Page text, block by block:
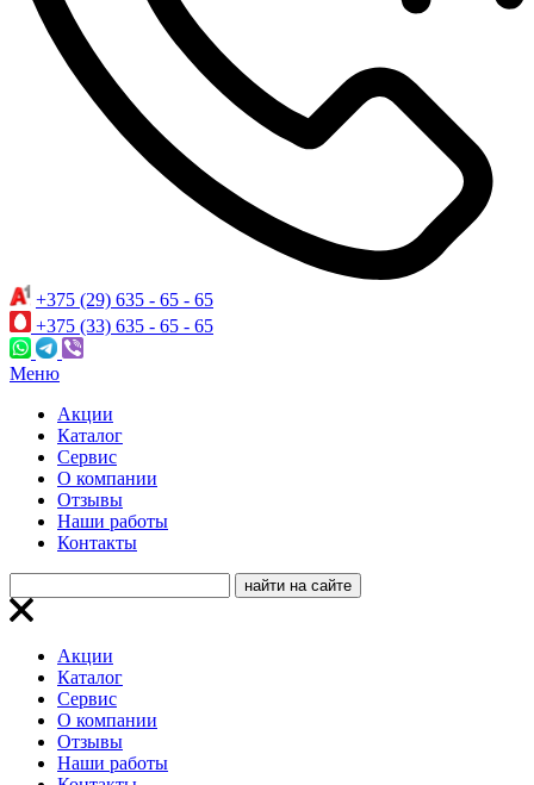
+375 (29) 635 - 65 - 65
+375 (33) 635 - 65 - 65
Меню
Акции
Каталог
Сервис
О компании
Отзывы
Наши работы
Контакты
Акции
Каталог
Сервис
О компании
Отзывы
Наши работы